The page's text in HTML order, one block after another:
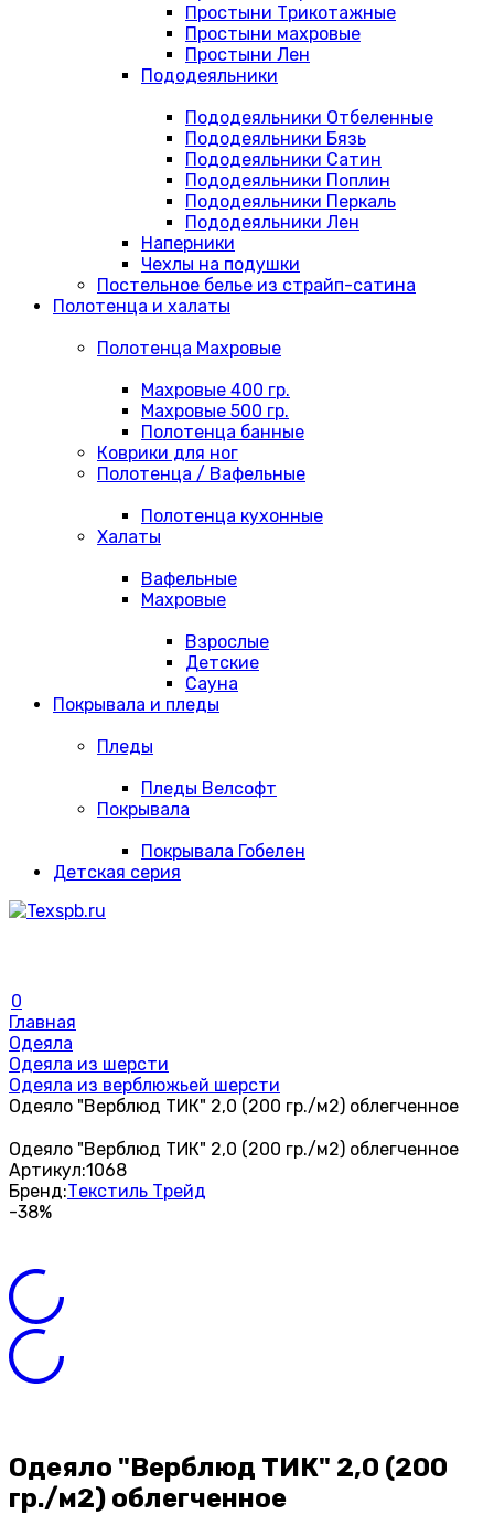
Простыни Трикотажные
Простыни махровые
Простыни Лен
Пододеяльники
Пододеяльники Отбеленные
Пододеяльники Бязь
Пододеяльники Сатин
Пододеяльники Поплин
Пододеяльники Перкаль
Пододеяльники Лен
Наперники
Чехлы на подушки
Постельное белье из страйп-сатина
Полотенца и халаты
Полотенца Махровые
Махровые 400 гр.
Махровые 500 гр.
Полотенца банные
Коврики для ног
Полотенца / Вафельные
Полотенца кухонные
Халаты
Вафельные
Махровые
Взрослые
Детские
Сауна
Покрывала и пледы
Пледы
Пледы Велсофт
Покрывала
Покрывала Гобелен
Детская серия
0
Главная
Одеяла
Одеяла из шерсти
Одеяла из верблюжьей шерсти
Одеяло "Верблюд ТИК" 2,0 (200 гр./м2) облегченное
Одеяло "Верблюд ТИК" 2,0 (200 гр./м2) облегченное
Артикул:1068
Бренд:Текстиль Трейд
-38%
Одеяло "Верблюд ТИК" 2,0 (200
гр./м2) облегченное